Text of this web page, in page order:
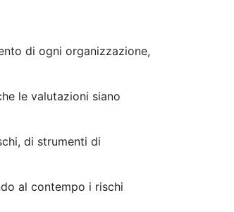
di ogni organizzazione,
le valutazioni siano
di strumenti di
al contempo i rischi